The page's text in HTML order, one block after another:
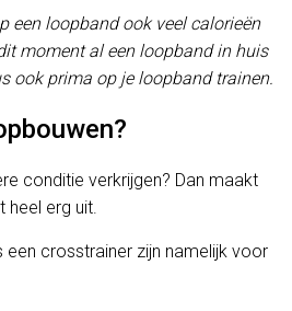
een loopband ook veel calorieën
moment al een loopband in huis
ook prima op je loopband trainen.
conditie verkrijgen? Dan maakt
heel erg uit.
crosstrainer zijn namelijk voor